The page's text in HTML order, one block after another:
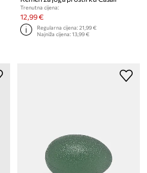
Trenutna cijena:
12,99 €
Regularna cijena:21,99 €
Najniža cijena:13,99 €